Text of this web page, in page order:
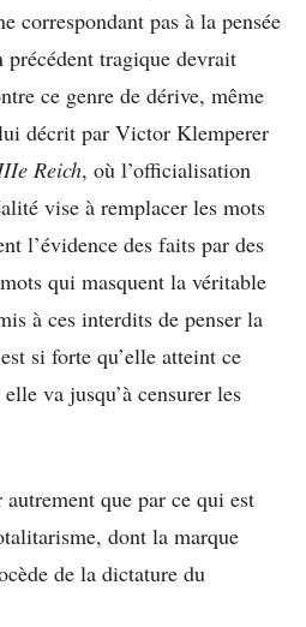
correspondant pas à la pensée
tragique devrait
ce genre de dérive, même
décrit par Victor Klemperer
Reich, où l’officialisation
vise à remplacer les mots
l’évidence des faits par des
qui masquent la véritable
à ces interdits de penser la
si forte qu’elle atteint ce
va jusqu’à censurer les
que par ce qui est
dont la marque
de la dictature du